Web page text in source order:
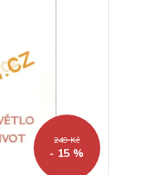
249 Kč
- 15 %